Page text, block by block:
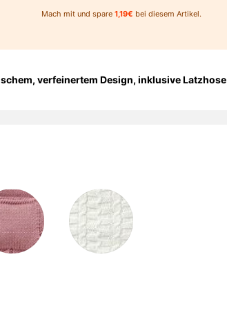
Mach mit und spare1,19€ bei diesem Artikel.
verfeinertem Design, inklusive Latzhose